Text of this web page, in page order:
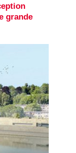
grande